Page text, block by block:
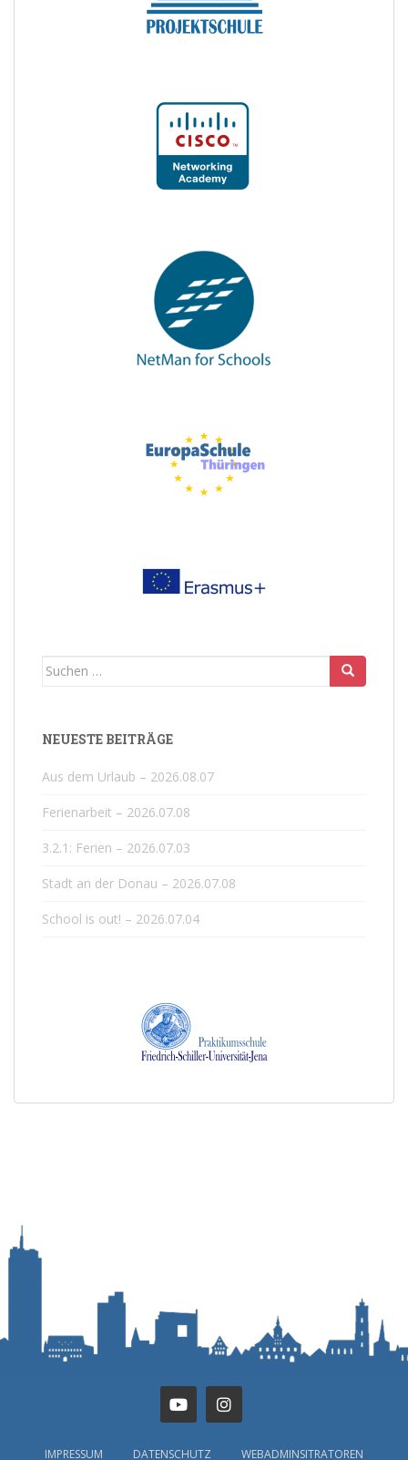
Suchen
NEUESTE BEITRÄGE
Aus dem Urlaub – 2026.08.07
Ferienarbeit – 2026.07.08
3.2.1: Ferien – 2026.07.03
Stadt an der Donau – 2026.07.08
School is out! – 2026.07.04
IMPRESSUM DATENSCHUTZ WEBADMINSITRATOREN